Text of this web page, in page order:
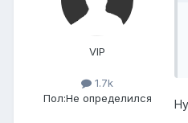
VIP
1.7k
Пол:Не определился